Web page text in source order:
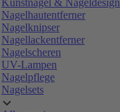
Kunstnägel & Nageldesign
Nagelhautentferner
Nagelknipser
Nagellackentferner
Nagelscheren
UV-Lampen
Nagelpflege
Nagelsets